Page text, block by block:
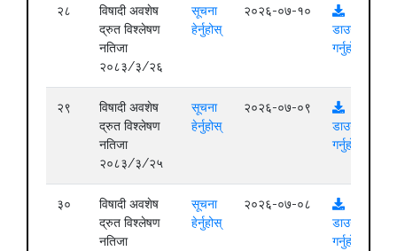
२८
विषादी अवशेष
द्रुत विश्लेषण
नतिजा
२०८३/३/२६
सूचना
हेर्नुहोस्
२०२६-०७-१०
डाउनलोड
गर्नुहोस्
२९
विषादी अवशेष
द्रुत विश्लेषण
नतिजा
२०८३/३/२५
सूचना
हेर्नुहोस्
२०२६-०७-०९
डाउनलोड
गर्नुहोस्
३०
विषादी अवशेष
द्रुत विश्लेषण
नतिजा
सूचना
हेर्नुहोस्
२०२६-०७-०८
डाउनलोड
गर्नुहोस्